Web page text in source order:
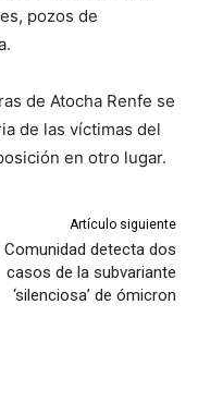
pozos de
de Atocha Renfe se
de las víctimas del
en otro lugar.
Artículo siguiente
Comunidad detecta dos
casos de la subvariante
‘silenciosa’ de ómicron